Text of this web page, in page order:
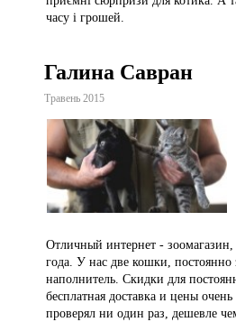
часу і грошей.
Галина Савран
Травень 2015
Отличный интернет -
года. У нас две кошки, постоянно
наполнитель. Скидки для
бесплатная доставка и цены
проверял ни один раз, дешевле